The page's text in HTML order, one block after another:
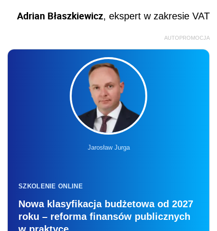
Adrian Błaszkiewicz, ekspert w zakresie VAT
AUTOPROMOCJA
Jarosław Jurga
SZKOLENIE ONLINE
Nowa klasyfikacja budżetowa od 2027
roku – reforma finansów publicznych